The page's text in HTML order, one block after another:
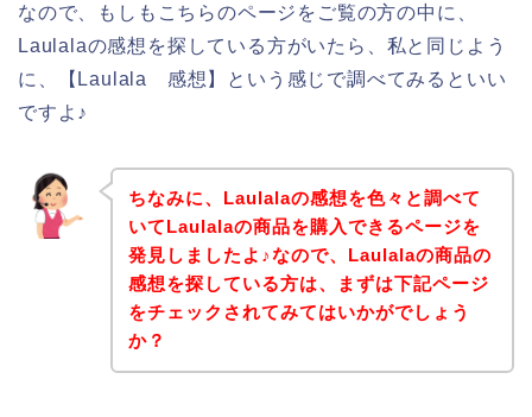
なので、もしもこちらのページをご覧の方の中に、
Laulalaの感想を探している方がいたら、私と同じよう
に、【Laulala 感想】という感じで調べてみるといい
ですよ♪
ちなみに、Laulalaの感想を色々と調べて
いてLaulalaの商品を購入できるページを
発見しましたよ♪なので、Laulalaの商品の
感想を探している方は、まずは下記ページ
をチェックされてみてはいかがでしょう
か？